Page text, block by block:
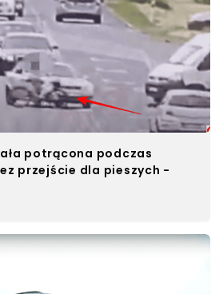
potrącona podczas
przejście dla pieszych -